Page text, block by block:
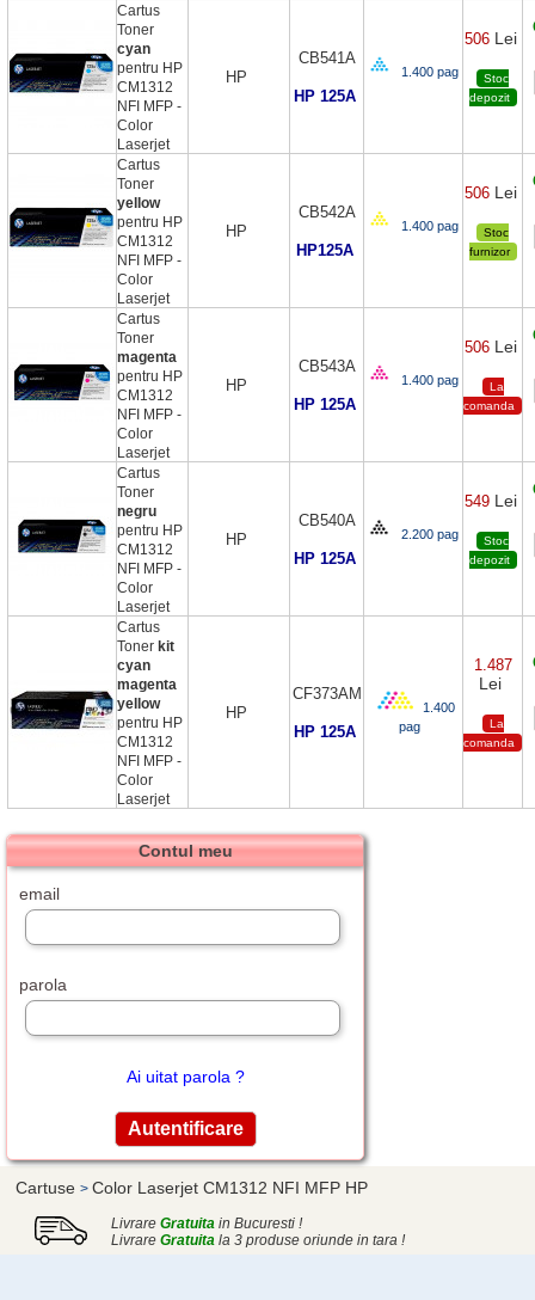
Cartus
Toner
cyan
pentru HP
CM1312
NFI MFP -
Color
Laserjet
HP
CB541A
HP 125A
1.400 pag
506 Lei
Stoc
depozit
Cartus
Toner
yellow
pentru HP
CM1312
NFI MFP -
Color
Laserjet
HP
CB542A
HP125A
1.400 pag
506 Lei
Stoc
furnizor
Cartus
Toner
magenta
pentru HP
CM1312
NFI MFP -
Color
Laserjet
HP
CB543A
HP 125A
1.400 pag
506 Lei
La
comanda
Cartus
Toner
negru
pentru HP
CM1312
NFI MFP -
Color
Laserjet
HP
CB540A
HP 125A
2.200 pag
549 Lei
Stoc
depozit
Cartus
Toner kit
cyan
magenta
yellow
pentru HP
CM1312
NFI MFP -
Color
Laserjet
HP
CF373AM
HP 125A
1.400
pag
1.487
Lei
La
comanda
Contul meu
email
parola
Ai uitat parola ?
Cartuse > Color Laserjet CM1312 NFI MFP HP
Livrare Gratuita in Bucuresti !
Livrare Gratuita la 3 produse oriunde in tara !